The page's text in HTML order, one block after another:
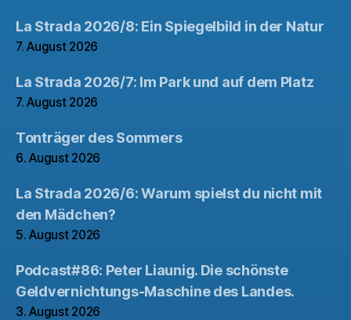
La Strada 2026/8: Ein Spiegelbild in der Natur
7. August 2026
La Strada 2026/7: Im Park und auf dem Platz
7. August 2026
Tonträger des Sommers
6. August 2026
La Strada 2026/6: Warum spielst du nicht mit
den Mädchen?
5. August 2026
Podcast#86: Peter Liaunig. Die schönste
Geldvernichtungs-Maschine des Landes.
3. August 2026